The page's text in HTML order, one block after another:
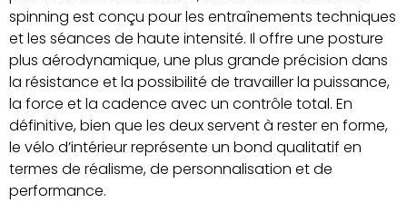
spinning est conçu pour les entraînements techniques
et les séances de haute intensité. Il offre une posture
plus aérodynamique, une plus grande précision dans
la résistance et la possibilité de travailler la puissance,
la force et la cadence avec un contrôle total. En
définitive, bien que les deux servent à rester en forme,
le vélo d’intérieur représente un bond qualitatif en
termes de réalisme, de personnalisation et de
performance.